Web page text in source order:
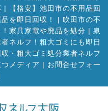
|
【格安】池田市の不用品回
を即日回収！
| 吹田市の不
家具家電や廃品を処分 | 泉
ネルフ！粗大ゴミにも即日
・粗大ゴミ処分業者ネルフ
メディア | お問合せフォー